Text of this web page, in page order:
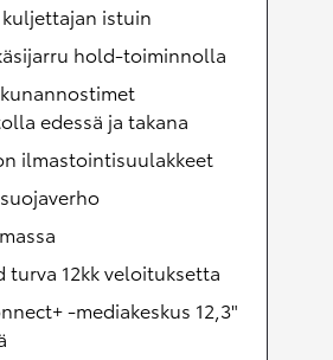
istuin
hold-toiminnolla
edessä ja takana
ilmastointisuulakkeet
turva 12kk veloituksetta
-mediakeskus 12,3"